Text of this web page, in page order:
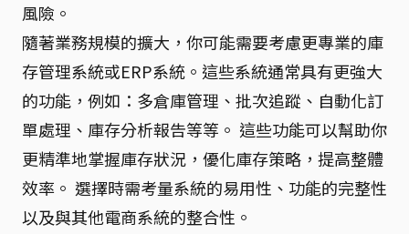
風險。
隨著業務規模的擴大，你可能需要考慮更專業的庫
存管理系統或ERP系統。這些系統通常具有更強大
的功能，例如：多倉庫管理、批次追蹤、自動化訂
單處理、庫存分析報告等等。 這些功能可以幫助你
更精準地掌握庫存狀況，優化庫存策略，提高整體
效率。 選擇時需考量系統的易用性、功能的完整性
以及與其他電商系統的整合性。